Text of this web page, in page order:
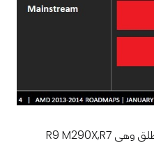
مع نشر خارطة عمل شركة AMD لخطوط انتاج معالجات رسومية لفئة الموبايل فكما نرى هناك فقط 3 معالجات جديدة سوف تطلق وهي R9 M290X,R7